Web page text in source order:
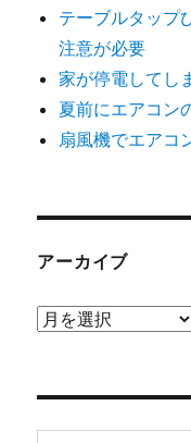
テーブルタップ
注意が必要
家が停電してし
夏前にエアコン
扇風機でエアコ
アーカイブ
ア